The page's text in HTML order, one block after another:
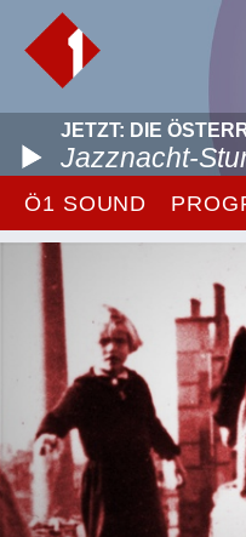
JETZT: DIE
Jazznacht-
Ö1 SOUND